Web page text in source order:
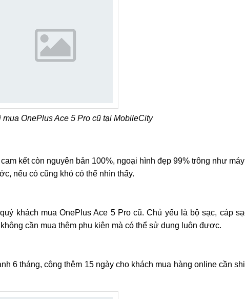
mua OnePlus Ace 5 Pro cũ tại MobileCity
kết còn nguyên bản 100%, ngoại hình đẹp 99% trông như
nếu có cũng khó có thể nhìn thấy.
khách mua OnePlus Ace 5 Pro cũ. Chủ yếu là bộ sạc, cáp
cần mua thêm phụ kiện mà có thể sử dụng luôn được.
6 tháng, cộng thêm 15 ngày cho khách mua hàng online cần